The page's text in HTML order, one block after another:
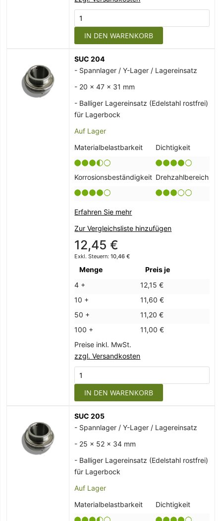
IN DEN WARENKORB
SUC 204
- Spannlager / Y-Lager / Lagereinsatz
- 20 x 47 x 31 mm
- Balliger Lagereinsatz (Edelstahl rostfrei)
für Lagerbock
Auf Lager
Materialbelastbarkeit
Dichtigkeit
Korrosionsbeständigkeit Drehzahlbereich
Erfahren Sie mehr
Zur Vergleichsliste hinzufügen
12,45 €
10,46 €
Menge
Preis je
4 +
12,15 €
10 +
11,60 €
50 +
11,20 €
100 +
11,00 €
Preise inkl. MwSt.
zzgl. Versandkosten
IN DEN WARENKORB
SUC 205
- Spannlager / Y-Lager / Lagereinsatz
- 25 x 52 x 34 mm
- Balliger Lagereinsatz (Edelstahl rostfrei)
für Lagerbock
Auf Lager
Materialbelastbarkeit
Dichtigkeit